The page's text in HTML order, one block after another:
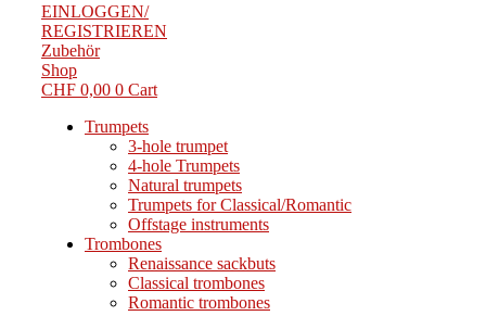
EINLOGGEN/
REGISTRIEREN
Zubehör
Shop
CHF 0,00 0 Cart
Trumpets
3-hole trumpet
4-hole Trumpets
Natural trumpets
Trumpets for Classical/Romantic
Offstage instruments
Trombones
Renaissance sackbuts
Classical trombones
Romantic trombones